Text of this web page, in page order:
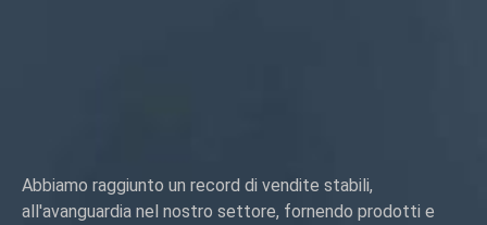
Abbiamo raggiunto un record di vendite stabili,
all'avanguardia nel nostro settore, fornendo prodotti e